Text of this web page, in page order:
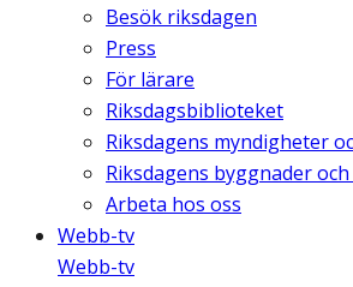
Besök riksdagen
Press
För lärare
Riksdagsbiblioteket
Riksdagens myndigheter
Riksdagens byggnader
Arbeta hos oss
Webb-tv
Webb-tv